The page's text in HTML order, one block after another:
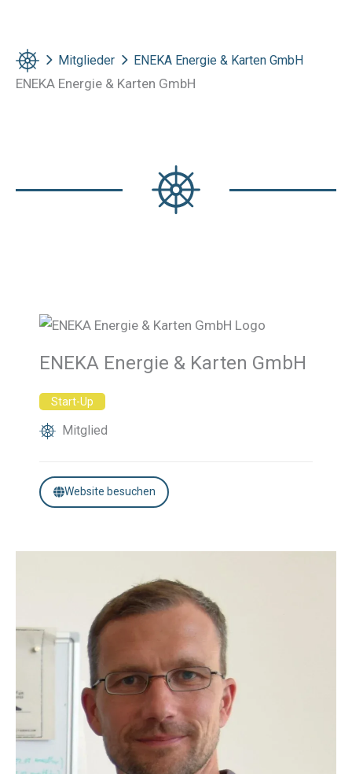
Mitglieder ENEKA Energie & Karten GmbH
ENEKA Energie & Karten GmbH
ENEKA Energie & Karten GmbH
Start-Up
Mitglied
Website besuchen